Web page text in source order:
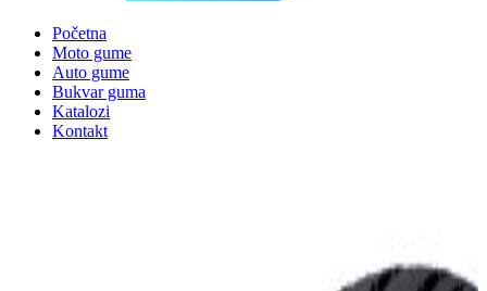
Početna
Moto gume
Auto gume
Bukvar guma
Katalozi
Kontakt